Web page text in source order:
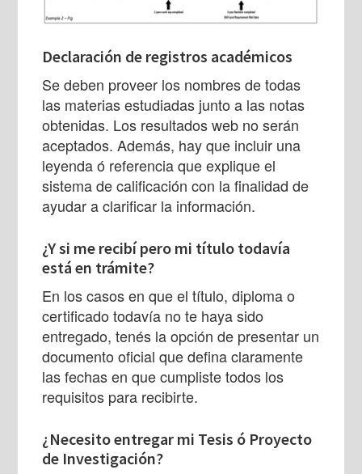
Declaración de registros académicos
Se deben proveer los nombres de todas
las materias estudiadas junto a las notas
obtenidas. Los resultados web no serán
aceptados. Además, hay que incluir una
leyenda ó referencia que explique el
sistema de calificación con la finalidad de
ayudar a clarificar la información.
¿Y si me recibí pero mi título todavía
está en trámite?
En los casos en que el título, diploma o
certificado todavía no te haya sido
entregado, tenés la opción de presentar un
documento oficial que defina claramente
las fechas en que cumpliste todos los
requisitos para recibirte.
¿Necesito entregar mi Tesis ó Proyecto
de Investigación?